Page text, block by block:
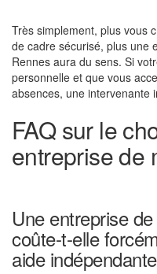
Très simplement, plus vous
de cadre sécurisé, plus une
Rennes aura du sens. Si
personnelle et que vous
absences, une intervenante
FAQ sur le
entreprise de
Une entreprise
coûte-t-elle
aide